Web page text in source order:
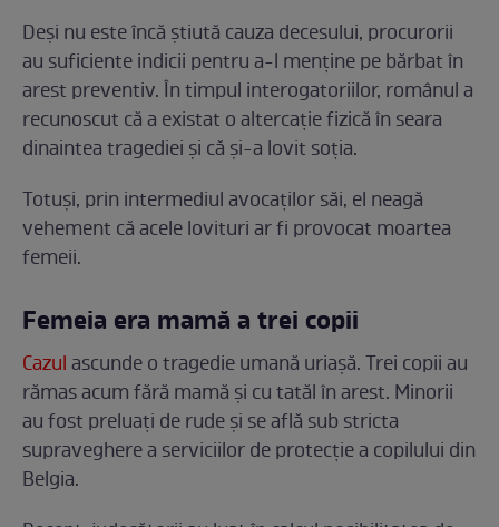
Deși nu este încă știută cauza decesului, procurorii
au suficiente indicii pentru a-l menține pe bărbat în
arest preventiv. În timpul interogatoriilor, românul a
recunoscut că a existat o altercație fizică în seara
dinaintea tragediei și că și-a lovit soția.
Totuși, prin intermediul avocaților săi, el neagă
vehement că acele lovituri ar fi provocat moartea
femeii.
Femeia era mamă a trei copii
Cazulascunde o tragedie umană uriașă. Trei copii au
rămas acum fără mamă și cu tatăl în arest. Minorii
au fost preluați de rude și se află sub stricta
supraveghere a serviciilor de protecție a copilului din
Belgia.